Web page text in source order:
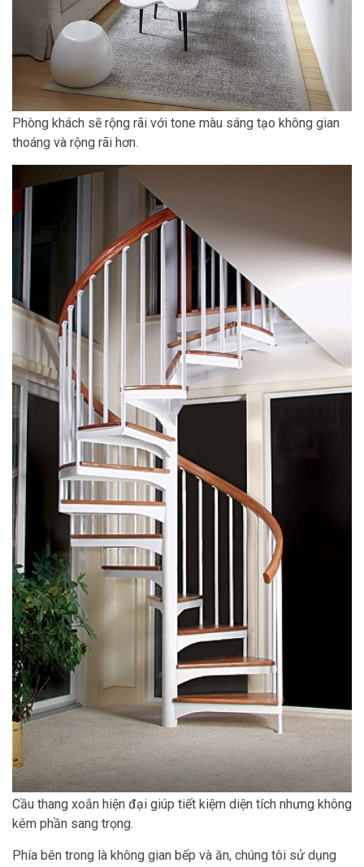
Phòng khách sẽ rộng rãi với tone màu sáng tạo không gian
thoáng và rộng rãi hơn.
Cầu thang xoắn hiện đại giúp tiết kiệm diện tích nhưng không
kém phần sang trọng.
Phía bên trong là không gian bếp và ăn, chúng tôi sử dụng